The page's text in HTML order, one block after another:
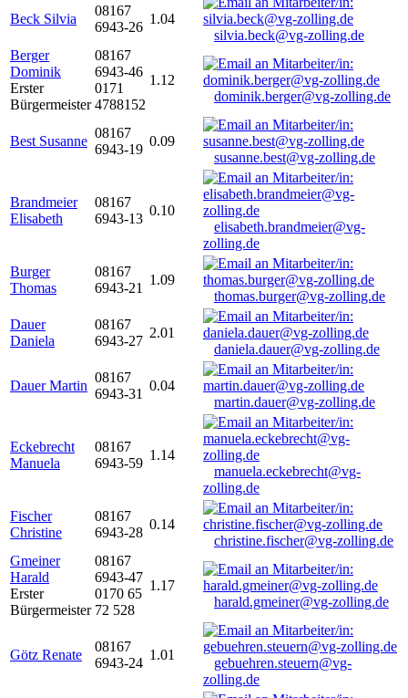
Beck Silvia
08167
6943-26
1.04
silvia.beck@vg-zolling.de
Berger
Dominik
Erster
Bürgermeister
08167
6943-46
0171
4788152
1.12
dominik.berger@vg-zolling.de
Best Susanne
08167
6943-19
0.09
susanne.best@vg-zolling.de
Brandmeier
Elisabeth
08167
6943-13
0.10
elisabeth.brandmeier@vg-
zolling.de
Burger
Thomas
08167
6943-21
1.09
thomas.burger@vg-zolling.de
Dauer
Daniela
08167
6943-27
2.01
daniela.dauer@vg-zolling.de
Dauer Martin
08167
6943-31
0.04
martin.dauer@vg-zolling.de
Eckebrecht
Manuela
08167
6943-59
1.14
manuela.eckebrecht@vg-
zolling.de
Fischer
Christine
08167
6943-28
0.14
christine.fischer@vg-zolling.de
Gmeiner
Harald
Erster
Bürgermeister
08167
6943-47
0170 65
72 528
1.17
harald.gmeiner@vg-zolling.de
Götz Renate
08167
6943-24
1.01
gebuehren.steuern@vg-
zolling.de